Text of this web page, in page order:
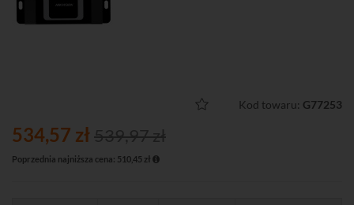
Kod towaru: G77253
534,57 zł539,97 zł
Poprzednia najniższa cena: 510,45 zł